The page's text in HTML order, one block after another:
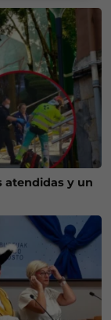
atendidas y un